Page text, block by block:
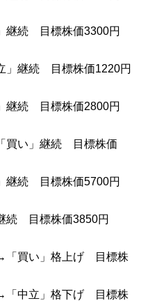
継続 目標株価3300円
」継続 目標株価1220円
継続 目標株価2800円
買い」継続 目標株価
継続 目標株価5700円
続 目標株価3850円
「買い」格上げ 目標株
「中立」格下げ 目標株